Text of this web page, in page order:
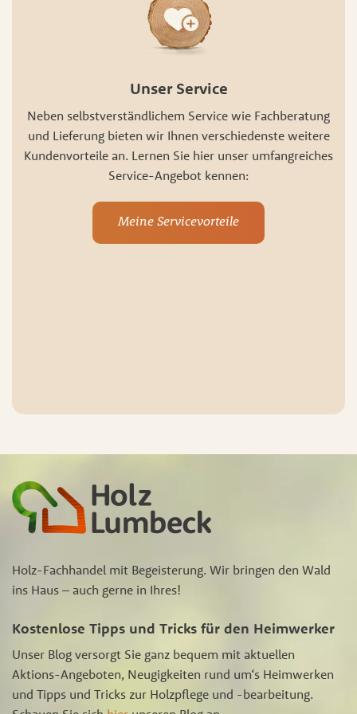
Unser Service
Neben selbstverständlichem Service wie Fachberatung
und Lieferung bieten wir Ihnen verschiedenste weitere
Kundenvorteile an. Lernen Sie hier unser umfangreiches
Service-Angebot kennen:
Meine Servicevorteile
Holz-Fachhandel mit Begeisterung. Wir bringen den Wald
ins Haus – auch gerne in Ihres!
Kostenlose Tipps und Tricks für den Heimwerker
Unser Blog versorgt Sie ganz bequem mit aktuellen
Aktions-Angeboten, Neugigkeiten rund um‘s Heimwerken
und Tipps und Tricks zur Holzpflege und -bearbeitung.